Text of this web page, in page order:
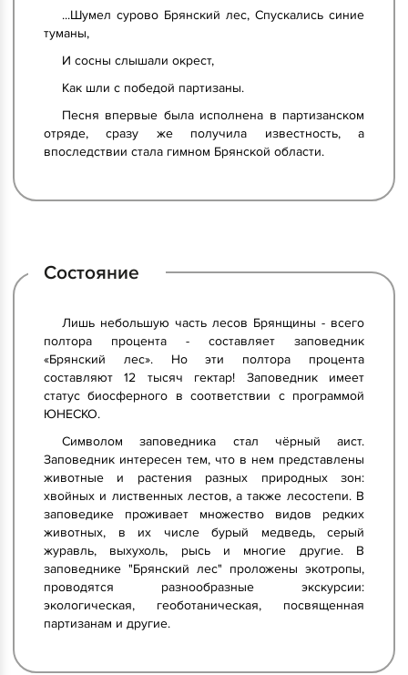
...Шумел сурово Брянский лес, Спускались синие
туманы,
И сосны слышали окрест,
Как шли с победой партизаны.
Песня впервые была исполнена в партизанском
отряде, сразу же получила известность, а
впоследствии стала гимном Брянской области.
Состояние
Лишь небольшую часть лесов Брянщины - всего
полтора процента - составляет заповедник
«Брянский лес». Но эти полтора процента
составляют 12 тысяч гектар! Заповедник имеет
статус биосферного в соответствии с программой
ЮНЕСКО.
Символом заповедника стал чёрный аист.
Заповедник интересен тем, что в нем представлены
животные и растения разных природных зон:
хвойных и лиственных лестов, а также лесостепи. В
заповедике проживает множество видов редких
животных, в их числе бурый медведь, серый
журавль, выхухоль, рысь и многие другие. В
заповеднике "Брянский лес" проложены экотропы,
проводятся разнообразные экскурсии:
экологическая, геоботаническая, посвященная
партизанам и другие.